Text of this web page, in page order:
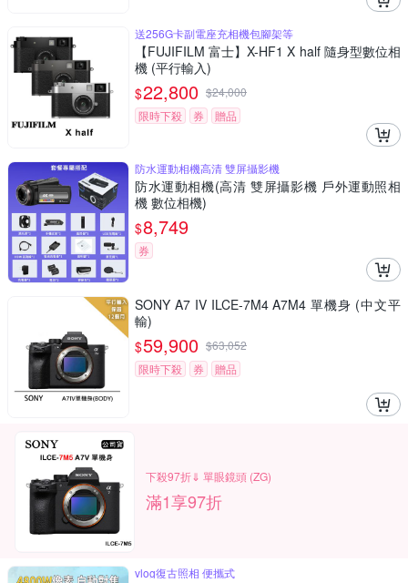
送256G卡副電座充相機包腳架等
【FUJIFILM 富士】X-HF1 X half 隨身型數位相
機 (平行輸入)
$22,800 $24,000
限時下殺
券 贈品
防水運動相機高清 雙屏攝影機
防水運動相機(高清 雙屏攝影機 戶外運動照相
機 數位相機)
$8,749
券
SONY A7 IV ILCE-7M4 A7M4 單機身 (中文平
輸)
$59,900 $63,052
限時下殺
券 贈品
下殺97折⇓ 單眼鏡頭 (ZG)
滿1享97折
vlog復古照相 便攜式